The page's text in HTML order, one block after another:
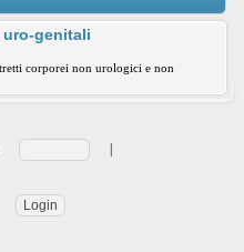
genitali
corporei non urologici e non